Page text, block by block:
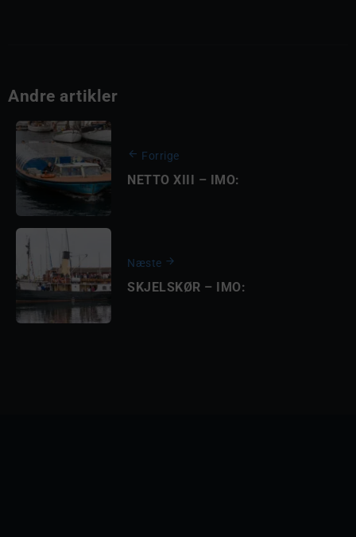
Andre artikler
Forrige
NETTO XIII – IMO:
Næste
SKJELSKØR – IMO: